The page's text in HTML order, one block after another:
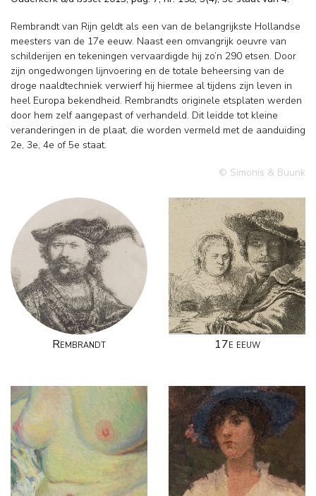
Rembrandt van Rijn geldt als een van de belangrijkste Hollandse
meesters van de 17e eeuw. Naast een omvangrijk oeuvre van
schilderijen en tekeningen vervaardigde hij zo’n 290 etsen. Door
zijn ongedwongen lijnvoering en de totale beheersing van de
droge naaldtechniek verwierf hij hiermee al tijdens zijn leven in
heel Europa bekendheid. Rembrandts originele etsplaten werden
door hem zelf aangepast of verhandeld. Dit leidde tot kleine
veranderingen in de plaat, die worden vermeld met de aanduiding
2e, 3e, 4e of 5e staat.
© Simonis & Buunk
Rembrandt 17e eeuw